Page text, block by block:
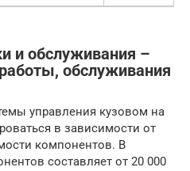
и обслуживания –
обслуживания
управления кузовом на
в зависимости от
компонентов. В
составляет от 20 000